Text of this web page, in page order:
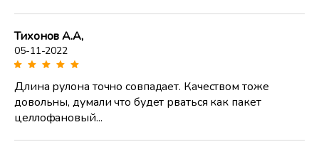
Тихонов А.А,
05-11-2022
Длина рулона точно совпадает. Качеством тоже
довольны, думали что будет рваться как пакет
целлофановый...